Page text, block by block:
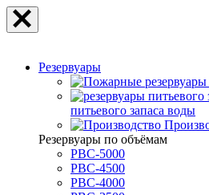
Резервуары
питьевого запаса воды
Резервуары по объёмам
РВС-5000
РВС-4500
РВС-4000